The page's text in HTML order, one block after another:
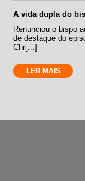
A vida dupla do
Renunciou o bispo
de destaque do
Chr[...]
LER MAIS